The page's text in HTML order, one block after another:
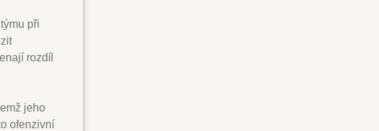
při
rozdíl
jeho
ofenzivní